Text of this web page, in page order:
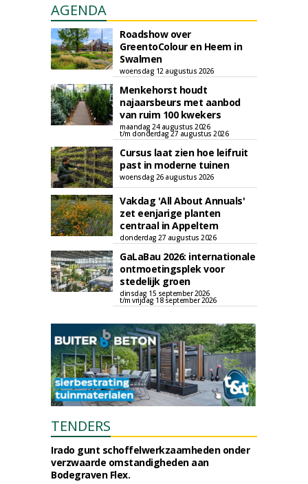
AGENDA
Roadshow over
GreentoColour en Heem in
Swalmen
woensdag 12 augustus 2026
Menkehorst houdt
najaarsbeurs met aanbod
van ruim 100 kwekers
maandag 24 augustus 2026
t/m donderdag 27 augustus 2026
Cursus laat zien hoe leifruit
past in moderne tuinen
woensdag 26 augustus 2026
Vakdag 'All About Annuals'
zet eenjarige planten
centraal in Appeltern
donderdag 27 augustus 2026
GaLaBau 2026: internationale
ontmoetingsplek voor
stedelijk groen
dinsdag 15 september 2026
t/m vrijdag 18 september 2026
TENDERS
Irado gunt schoffelwerkzaamheden onder
verzwaarde omstandigheden aan
Bodegraven Flex.